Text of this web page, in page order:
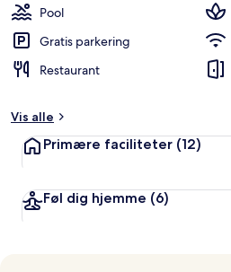
Pool
Gratis parkering
Restaurant
Vis alle
Primære faciliteter (12)
Føl dig hjemme (6)